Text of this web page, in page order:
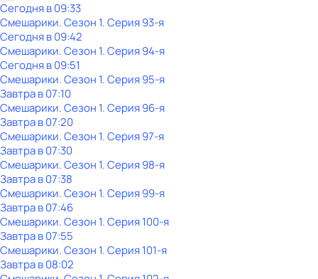
Сегодня в 09:33
Смешарики. Сезон 1. Серия 93-я
Сегодня в 09:42
Смешарики. Сезон 1. Серия 94-я
Сегодня в 09:51
Смешарики. Сезон 1. Серия 95-я
Завтра в 07:10
Смешарики. Сезон 1. Серия 96-я
Завтра в 07:20
Смешарики. Сезон 1. Серия 97-я
Завтра в 07:30
Смешарики. Сезон 1. Серия 98-я
Завтра в 07:38
Смешарики. Сезон 1. Серия 99-я
Завтра в 07:46
Смешарики. Сезон 1. Серия 100-я
Завтра в 07:55
Смешарики. Сезон 1. Серия 101-я
Завтра в 08:02